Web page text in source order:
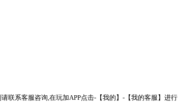
联系客服咨询,在玩加APP点击-【我的】-【我的客服】进行